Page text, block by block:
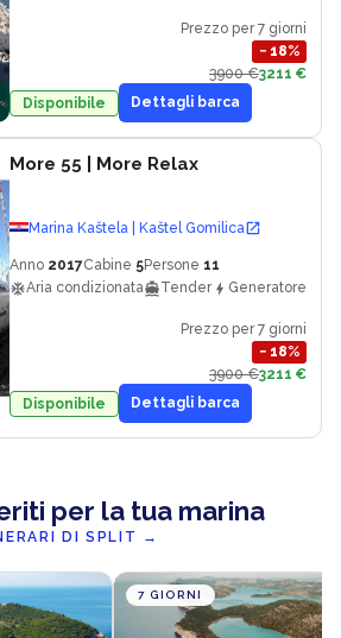
Prezzo per 7 giorni
− 18%
3900 €3211 €
Disponibile
Dettagli barca
More 55 | More Relax
Marina Kaštela | Kaštel Gomilica
Anno 2017Cabine 5Persone 11
Aria condizionata
Tender Generatore
Prezzo per 7 giorni
− 18%
3900 €3211 €
Disponibile
Dettagli barca
per la tua marina
DI SPLIT →
7 GIORNI